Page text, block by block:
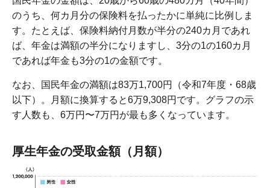
のうち、何カ月分の保険料を払ったかに単純に比例しま
す。たとえば、保険料納付月数が半分の240カ月であれ
ば、年金は満額の半分になりますし、3分の1の160カ月
であれば年金も3分の1の金額です。
なお、国民年金の満額は83万1,700円（令和7年度・68歳
以下）。月額に換算すると6万9,308円です。グラフの示
す人数も、6万円〜7万円が最も多くなっています。
厚生年金の受取金額（月額）